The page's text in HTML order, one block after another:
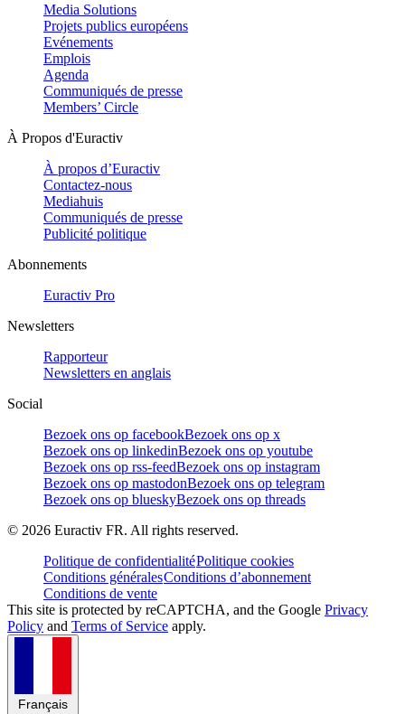
Media Solutions
Projets publics européens
Evénements
Emplois
Agenda
Communiqués de presse
Members’ Circle
À Propos d'Euractiv
À propos d’Euractiv
Contactez-nous
Mediahuis
Communiqués de presse
Publicité politique
Abonnements
Euractiv Pro
Newsletters
Rapporteur
Newsletters en anglais
Social
Bezoek ons op facebookBezoek ons op x
Bezoek ons op linkedinBezoek ons op youtube
Bezoek ons op rss-feedBezoek ons op instagram
Bezoek ons op mastodonBezoek ons op telegram
Bezoek ons op blueskyBezoek ons op threads
© 2026 Euractiv FR. All rights reserved.
Politique de confidentialitéPolitique cookies
Conditions généralesConditions d’abonnement
Conditions de vente
This site is protected by reCAPTCHA, and the Google Privacy
Policy and Terms of Service apply.
Français